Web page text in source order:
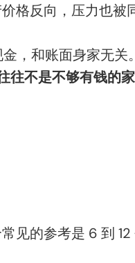
格反向，压力也被
，和账面身家无关。
往不是不够有钱的家
见的参考是 6 到 12